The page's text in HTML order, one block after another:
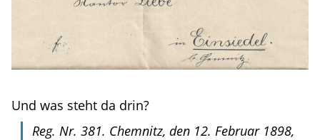
Und was steht da drin?
Reg. Nr. 381. Chemnitz, den 12. Februar 1898,